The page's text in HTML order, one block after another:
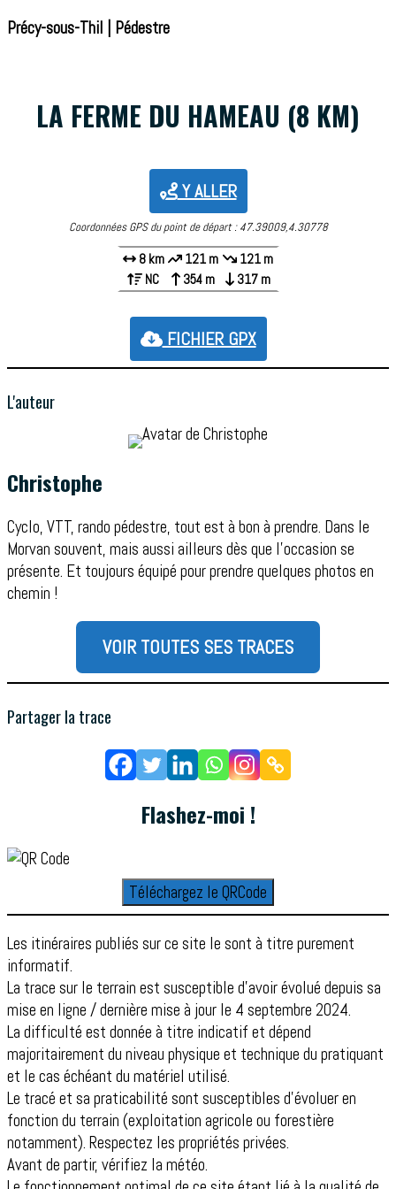
Précy-sous-Thil | Pédestre
LA FERME DU HAMEAU (8 KM)
Y ALLER
Coordonnées GPS du point de départ : 47.39009,4.30778
8 km 121 m
121 m
NC
354 m 317 m
FICHIER GPX
L'auteur
Christophe
Cyclo, VTT, rando pédestre, tout est à bon à prendre. Dans le
Morvan souvent, mais aussi ailleurs dès que l'occasion se
présente. Et toujours équipé pour prendre quelques photos en
chemin !
VOIR TOUTES SES TRACES
Partager la trace
Flashez-moi !
Téléchargez le QRCode
Les itinéraires publiés sur ce site le sont à titre purement
informatif.
La trace sur le terrain est susceptible d’avoir évolué depuis sa
mise en ligne / dernière mise à jour le 4 septembre 2024.
La difficulté est donnée à titre indicatif et dépend
majoritairement du niveau physique et technique du pratiquant
et le cas échéant du matériel utilisé.
Le tracé et sa praticabilité sont susceptibles d'évoluer en
fonction du terrain (exploitation agricole ou forestière
notamment). Respectez les propriétés privées.
Avant de partir, vérifiez la météo.